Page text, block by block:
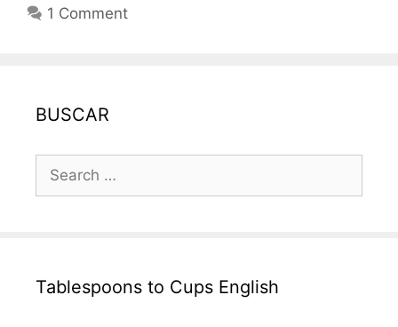
1 Comment
BUSCAR
for:
Tablespoons to Cups English